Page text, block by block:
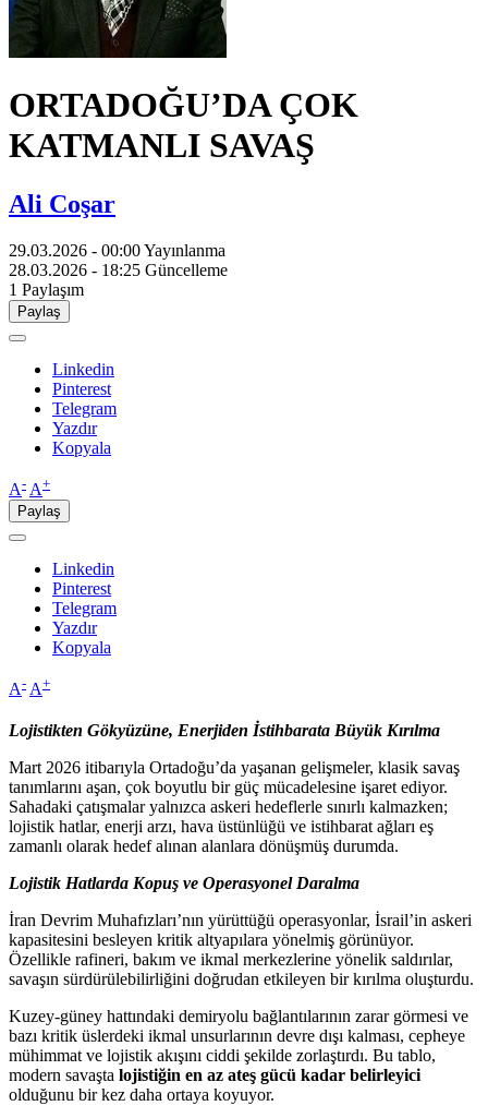
ORTADOĞU’DA ÇOK
KATMANLI SAVAŞ
Ali Coşar
29.03.2026 - 00:00Yayınlanma
28.03.2026 - 18:25 Güncelleme
1 Paylaşım
Paylaş
Linkedin
Pinterest
Telegram
Yazdır
Kopyala
A- A+
Paylaş
Linkedin
Pinterest
Telegram
Yazdır
Kopyala
A- A+
Lojistikten Gökyüzüne, Enerjiden İstihbarata Büyük Kırılma
Mart 2026 itibarıyla Ortadoğu’da yaşanan gelişmeler, klasik savaş
tanımlarını aşan, çok boyutlu bir güç mücadelesine işaret ediyor.
Sahadaki çatışmalar yalnızca askeri hedeflerle sınırlı kalmazken;
lojistik hatlar, enerji arzı, hava üstünlüğü ve istihbarat ağları eş
zamanlı olarak hedef alınan alanlara dönüşmüş durumda.
Lojistik Hatlarda Kopuş ve Operasyonel Daralma
İran Devrim Muhafızları’nın yürüttüğü operasyonlar, İsrail’in askeri
kapasitesini besleyen kritik altyapılara yönelmiş görünüyor.
Özellikle rafineri, bakım ve ikmal merkezlerine yönelik saldırılar,
savaşın sürdürülebilirliğini doğrudan etkileyen bir kırılma oluşturdu.
Kuzey-güney hattındaki demiryolu bağlantılarının zarar görmesi ve
bazı kritik üslerdeki ikmal unsurlarının devre dışı kalması, cepheye
mühimmat ve lojistik akışını ciddi şekilde zorlaştırdı. Bu tablo,
modern savaşta lojistiğin en az ateş gücü kadar belirleyici
olduğunu bir kez daha ortaya koyuyor.